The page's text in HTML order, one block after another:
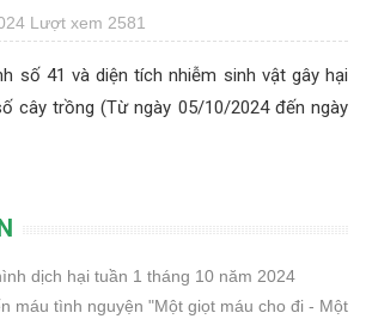
Lượt xem 2581
số 41 và diện tích nhiễm sinh vật gây hại
cây trồng (Từ ngày 05/10/2024 đến ngày
dịch hại tuần 1 tháng 10 năm 2024
máu tình nguyện "Một giọt máu cho đi - Một